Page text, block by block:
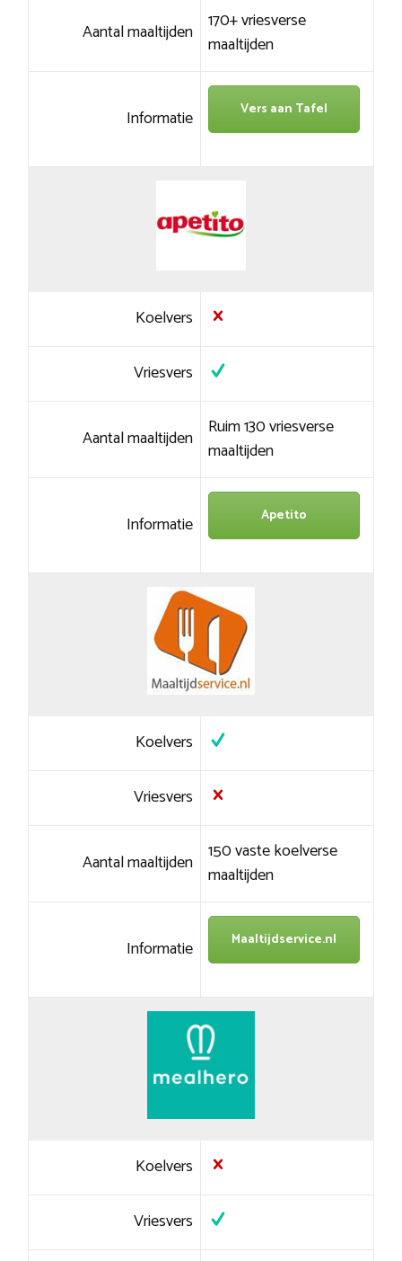
Aantal maaltijden 170+ vriesverse
maaltijden
Informatie Vers aan Tafel
Koelvers
Vriesvers
Aantal maaltijden Ruim 130 vriesverse
maaltijden
Informatie Apetito
Koelvers
Vriesvers
Aantal maaltijden 150 vaste koelverse
maaltijden
Informatie Maaltijdservice.nl
Koelvers
Vriesvers